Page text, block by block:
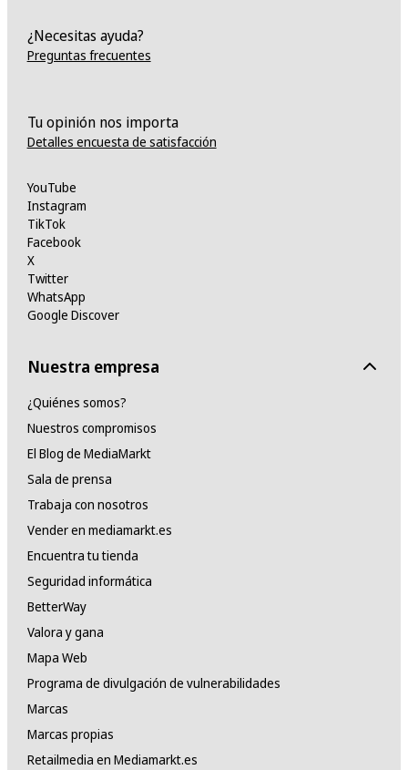
¿Necesitas ayuda?
Preguntas frecuentes
Tu opinión nos importa
Detalles encuesta de satisfacción
YouTube
Instagram
TikTok
Facebook
X
Twitter
WhatsApp
Google Discover
Nuestra empresa
¿Quiénes somos?
Nuestros compromisos
El Blog de MediaMarkt
Sala de prensa
Trabaja con nosotros
Vender en mediamarkt.es
Encuentra tu tienda
Seguridad informática
BetterWay
Valora y gana
Mapa Web
Programa de divulgación de vulnerabilidades
Marcas
Marcas propias
Retailmedia en Mediamarkt.es